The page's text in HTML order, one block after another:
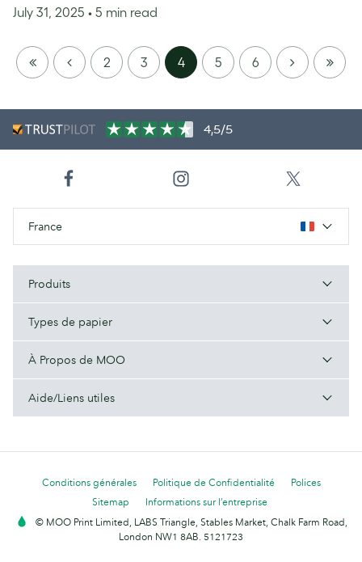
July 31, 2025 • 5 min read
FIRST
PAGE
PREVIOUS
2 3 4 5 6 NEXT
LAST
PAGE
4,5/5
France
Produits
Types de papier
À Propos de MOO
Aide/Liens utiles
Conditions générales Politique de Confidentialité
Polices
Sitemap
Informations sur l’entreprise
© MOO Print Limited, LABS Triangle, Stables Market, Chalk Farm Road,
London NW1 8AB. 5121723